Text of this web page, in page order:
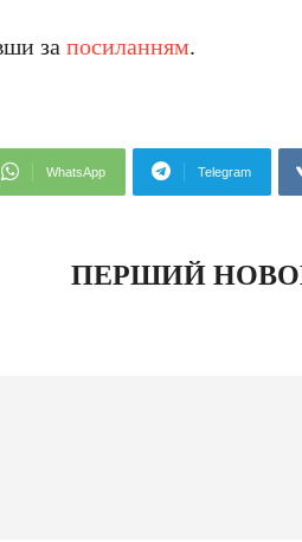
за посиланням.
WhatsApp Telegram
ПЕРШИЙ